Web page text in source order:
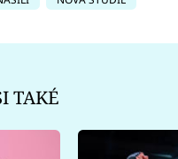
TAKÉ